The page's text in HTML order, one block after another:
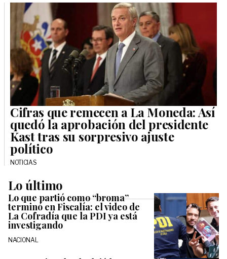
Cifras que remecen a La Moneda: Así
quedó la aprobación del presidente
Kast tras su sorpresivo ajuste
político
NOTICIAS
Lo último
Lo que partió como “broma”
terminó en Fiscalía: el video de
La Cofradía que la PDI ya está
investigando
NACIONAL